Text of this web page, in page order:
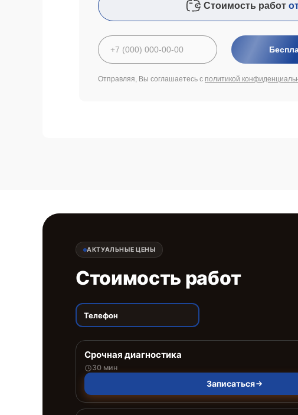
Стоимость работ
Отправляя, Вы соглашаетесь с политикой
АКТУАЛЬНЫЕ ЦЕНЫ
Стоимость работ
Телефон
Срочная диагностика
30 мин
Записаться